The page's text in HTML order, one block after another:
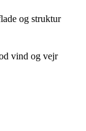
og struktur
vind og vejr